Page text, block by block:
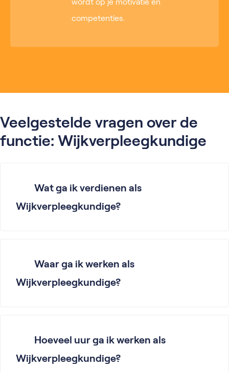
competenties.
Veelgestelde vragen over de
functie: Wijkverpleegkundige
Wat ga ik verdienen als
Wijkverpleegkundige?
Waar ga ik werken als
Wijkverpleegkundige?
Hoeveel uur ga ik werken als
Wijkverpleegkundige?